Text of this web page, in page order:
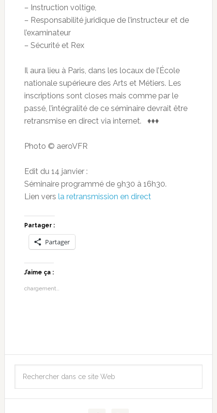
– Instruction voltige,
– Responsabilité juridique de l’instructeur et de
l’examinateur
– Sécurité et Rex
Il aura lieu à Paris, dans les locaux de l’École
nationale supérieure des Arts et Métiers. Les
inscriptions sont closes mais comme par le
passé, l’intégralité de ce séminaire devrait être
retransmise en direct via internet. ♦♦♦
Photo © aeroVFR
Edit du 14 janvier :
Séminaire programmé de 9h30 à 16h30.
Lien vers la retransmission en direct
Partager :
Partager
J’aime ça :
chargement…